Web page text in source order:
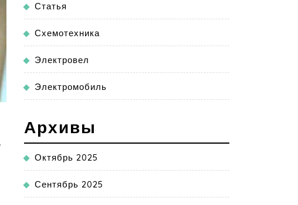
Статья
Схемотехника
Электровел
Электромобиль
Архивы
Октябрь 2025
Сентябрь 2025